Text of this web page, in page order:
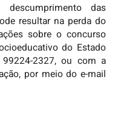
das
resultar na perda do
sobre o concurso
do Estado
2327, ou com a
por meio do e-mail